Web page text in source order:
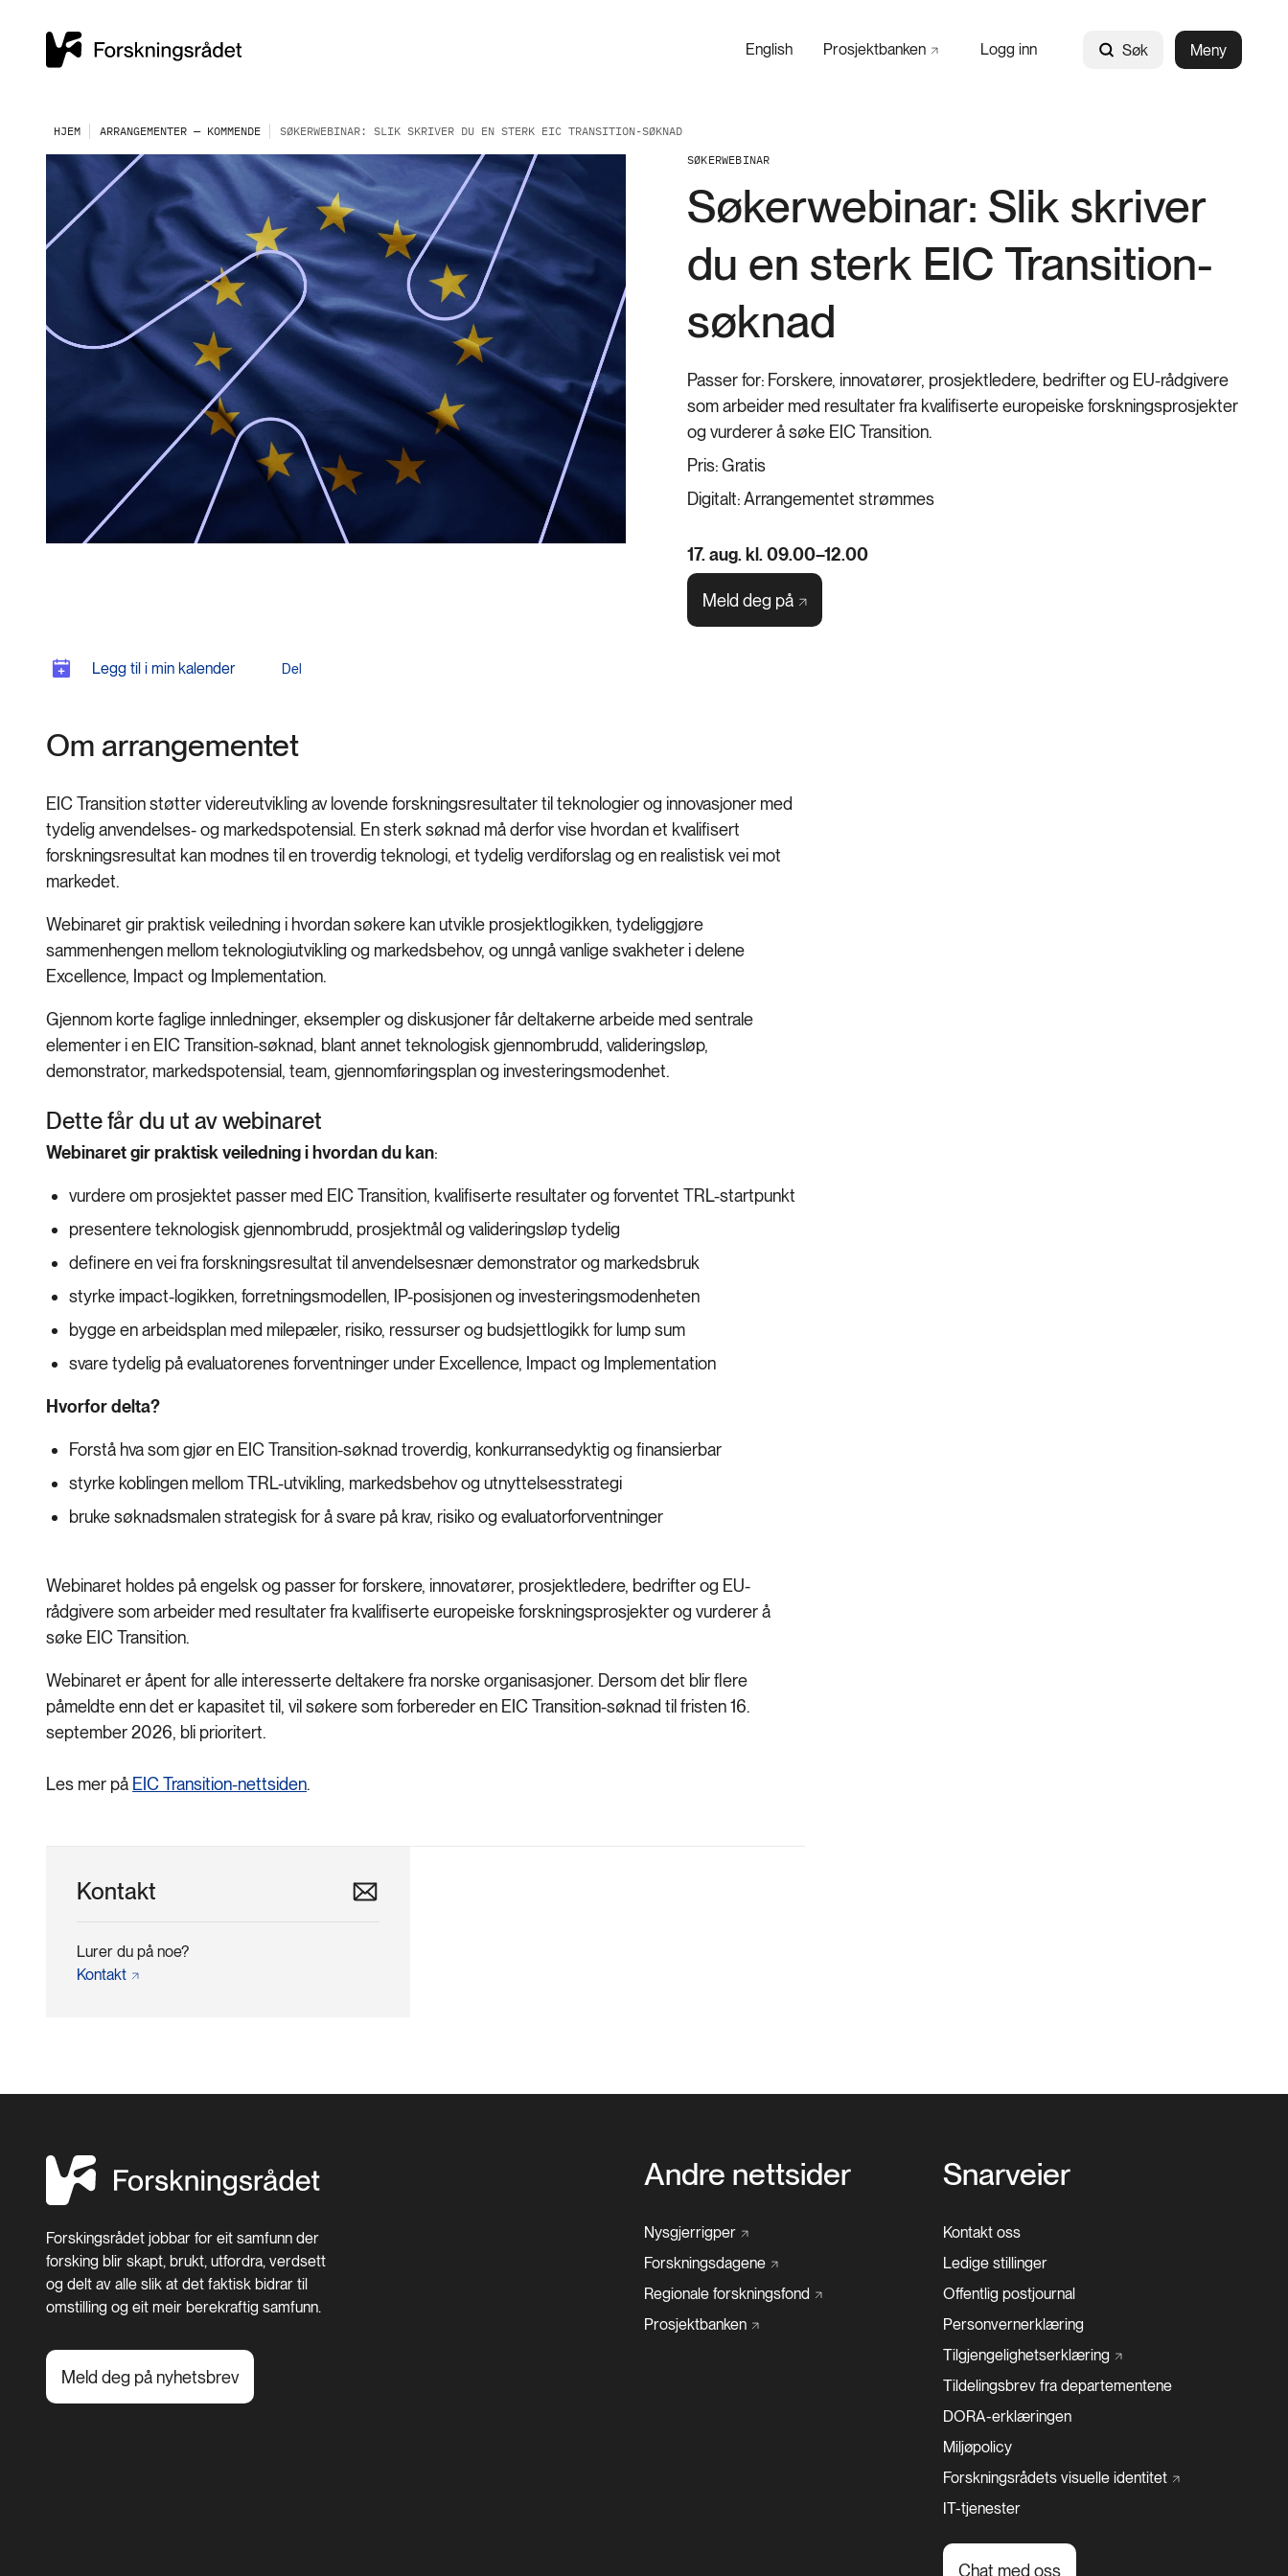
English Prosjektbanken Logg inn Søk Meny
HJEM ARRANGEMENTER — KOMMENDE
SØKERWEBINAR: SLIK SKRIVER DU EN STERK EIC TRANSITION-SØKNAD
SØKERWEBINAR
Søkerwebinar: Slik skriver
du en sterk EIC Transition-
søknad
Passer for: Forskere, innovatører, prosjektledere, bedrifter og EU-rådgivere
som arbeider med resultater fra kvalifiserte europeiske forskningsprosjekter
og vurderer å søke EIC Transition.
Pris:Gratis
Digitalt:Arrangementet strømmes
17. aug. kl. 09.00–12.00
Meld deg på
Legg til i min kalender Del
Om arrangementet
EIC Transition støtter videreutvikling av lovende forskningsresultater til teknologier og innovasjoner med
tydelig anvendelses- og markedspotensial. En sterk søknad må derfor vise hvordan et kvalifisert
forskningsresultat kan modnes til en troverdig teknologi, et tydelig verdiforslag og en realistisk vei mot
markedet.
Webinaret gir praktisk veiledning i hvordan søkere kan utvikle prosjektlogikken, tydeliggjøre
sammenhengen mellom teknologiutvikling og markedsbehov, og unngå vanlige svakheter i delene
Excellence, Impact og Implementation.
Gjennom korte faglige innledninger, eksempler og diskusjoner får deltakerne arbeide med sentrale
elementer i en EIC Transition-søknad, blant annet teknologisk gjennombrudd, valideringsløp,
demonstrator, markedspotensial, team, gjennomføringsplan og investeringsmodenhet.
Dette får du ut av webinaret
Webinaret gir praktisk veiledning i hvordan du kan:
vurdere om prosjektet passer med EIC Transition, kvalifiserte resultater og forventet TRL-startpunkt
presentere teknologisk gjennombrudd, prosjektmål og valideringsløp tydelig
definere en vei fra forskningsresultat til anvendelsesnær demonstrator og markedsbruk
styrke impact-logikken, forretningsmodellen, IP-posisjonen og investeringsmodenheten
bygge en arbeidsplan med milepæler, risiko, ressurser og budsjettlogikk for lump sum
svare tydelig på evaluatorenes forventninger under Excellence, Impact og Implementation
Hvorfor delta?
Forstå hva som gjør en EIC Transition-søknad troverdig, konkurransedyktig og finansierbar
styrke koblingen mellom TRL-utvikling, markedsbehov og utnyttelsesstrategi
bruke søknadsmalen strategisk for å svare på krav, risiko og evaluatorforventninger
Webinaret holdes på engelsk og passer for forskere, innovatører, prosjektledere, bedrifter og EU-
rådgivere som arbeider med resultater fra kvalifiserte europeiske forskningsprosjekter og vurderer å
søke EIC Transition.
Webinaret er åpent for alle interesserte deltakere fra norske organisasjoner. Dersom det blir flere
påmeldte enn det er kapasitet til, vil søkere som forbereder en EIC Transition-søknad til fristen 16.
september 2026, bli prioritert.
Les mer på EIC Transition-nettsiden.
Kontakt
Lurer du på noe?
Kontakt
Forskingsrådet jobbar for eit samfunn der
forsking blir skapt, brukt, utfordra, verdsett
og delt av alle slik at det faktisk bidrar til
omstilling og eit meir berekraftig samfunn.
Meld deg på nyhetsbrev
Andre nettsider
Nysgjerrigper
Forskningsdagene
Regionale forskningsfond
Prosjektbanken
Snarveier
Kontakt oss
Ledige stillinger
Offentlig postjournal
Personvernerklæring
Tilgjengelighetserklæring
Tildelingsbrev fra departementene
DORA-erklæringen
Miljøpolicy
Forskningsrådets visuelle identitet
IT-tjenester
Chat med oss